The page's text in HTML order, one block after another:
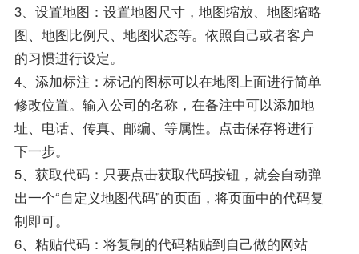
3、设置地图：设置地图尺寸，地图缩放、地图缩略
图、地图比例尺、地图状态等。依照自己或者客户
的习惯进行设定。
4、添加标注：标记的图标可以在地图上面进行简单
修改位置。输入公司的名称，在备注中可以添加地
址、电话、传真、邮编、等属性。点击保存将进行
下一步。
5、获取代码：只要点击获取代码按钮，就会自动弹
出一个“自定义地图代码”的页面，将页面中的代码复
制即可。
6、粘贴代码：将复制的代码粘贴到自己做的网站